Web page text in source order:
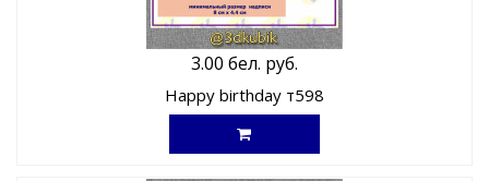
3.00 бел. руб.
Happy birthday т598